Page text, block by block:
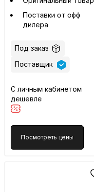
Поставки от офф
дилера
Под заказ
Поставщик
С личным кабинетом
дешевле
Посмотреть цены